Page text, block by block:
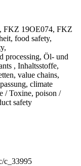
FKZ 19OE074, FKZ
food safety,
processing, Öl- und
, Inhaltsstoffe,
value chains,
climate
/ Toxine, poison /
safety
c_33995